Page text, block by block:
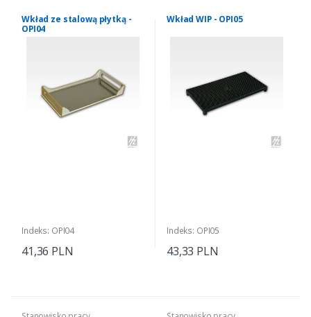
Wkład ze stalową płytką -
OPI04
Indeks: OPI04
41,36 PLN
Wkład WIP - OPI05
Indeks: OPI05
43,33 PLN